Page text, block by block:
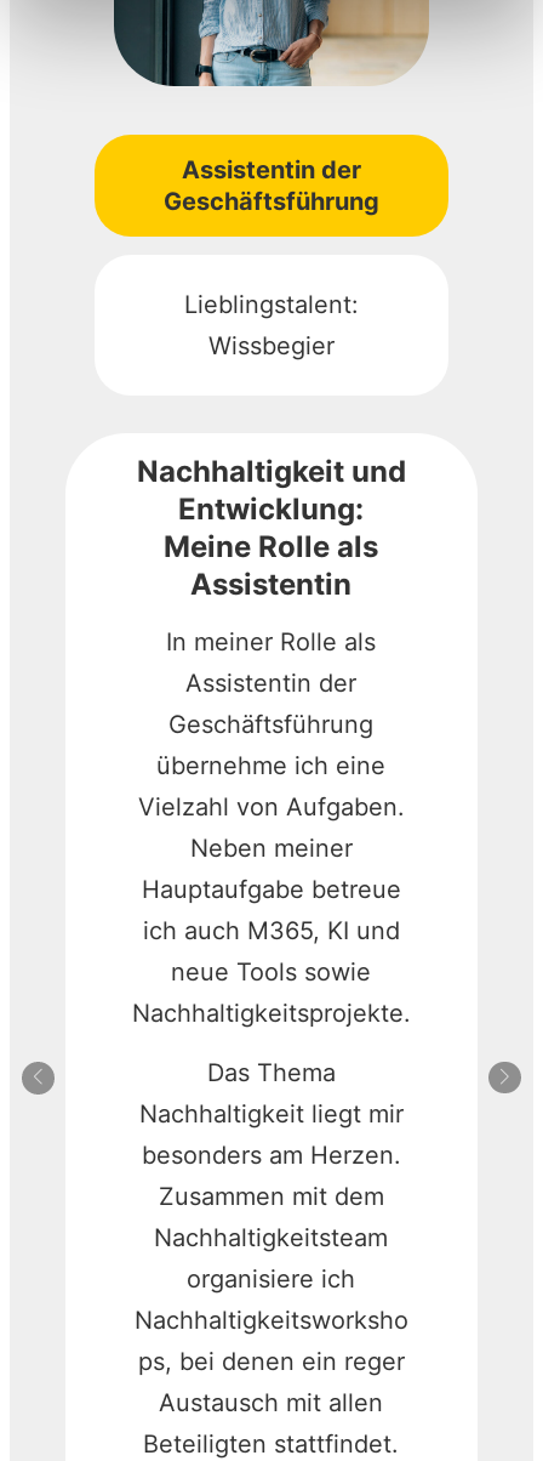
Assistentin der
Geschäftsführung
Lieblingstalent:
Wissbegier
Nachhaltigkeit und
Entwicklung:
Meine Rolle als
Assistentin
In meiner Rolle als
Assistentin der
Geschäftsführung
übernehme ich eine
Vielzahl von Aufgaben.
Neben meiner
Hauptaufgabe betreue
ich auch M365, KI und
neue Tools sowie
Nachhaltigkeitsprojekte.
Das Thema
Nachhaltigkeit liegt mir
besonders am Herzen.
Zusammen mit dem
Nachhaltigkeitsteam
organisiere ich
Nachhaltigkeitsworksho
ps, bei denen ein reger
Austausch mit allen
Beteiligten stattfindet.